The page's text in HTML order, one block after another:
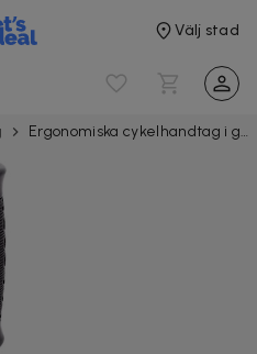
Välj stad
Ergonomiska cykelhandtag i gummi 12,5 cm